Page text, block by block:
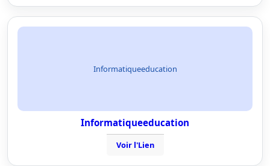
Informatiqueeducation
Informatiqueeducation
Voir l'Lien